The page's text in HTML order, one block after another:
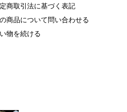
商取引法に基づく表記
商品について問い合わせる
物を続ける